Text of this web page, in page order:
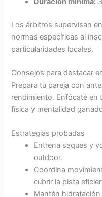
Los árbitros supervisan
normas específicas al
particularidades locales.
Consejos para destacar
Prepara tu pareja con
rendimiento. Enfócate en
física y mentalidad
Estrategias probadas
Entrena saques y
outdoor.
Coordina
cubrir la pista
Mantén